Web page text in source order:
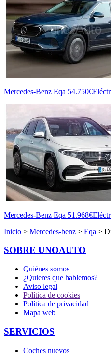
Mercedes-Benz Eqa 54.750€
Mercedes-Benz Eqa 51.968€
Inicio > Mercedes-benz > Eqa >
SOBRE UNOAUTO
Quiénes somos
¿Quieres que hablemos?
Aviso legal
Política de cookies
Política de privacidad
Mapa web
SERVICIOS
Coches nuevos